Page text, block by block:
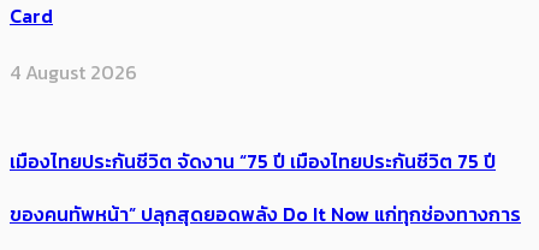
Card
4 August 2026
เมืองไทยประกันชีวิต จัดงาน “75 ปี เมืองไทยประกันชีวิต 75 ปี
ของคนทัพหน้า” ปลุกสุดยอดพลัง Do It Now แก่ทุกช่องทางการ